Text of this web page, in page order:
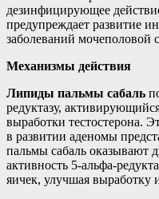
дезинфицирующее
предупреждает развитие
заболеваний мочеполовой
Механизмы действия
Липиды пальмы сабаль
редуктазу,
выработки тестостерона.
в развитии аденомы
пальмы сабаль оказывают
активность 5-альфа-
яичек, улучшая выработку